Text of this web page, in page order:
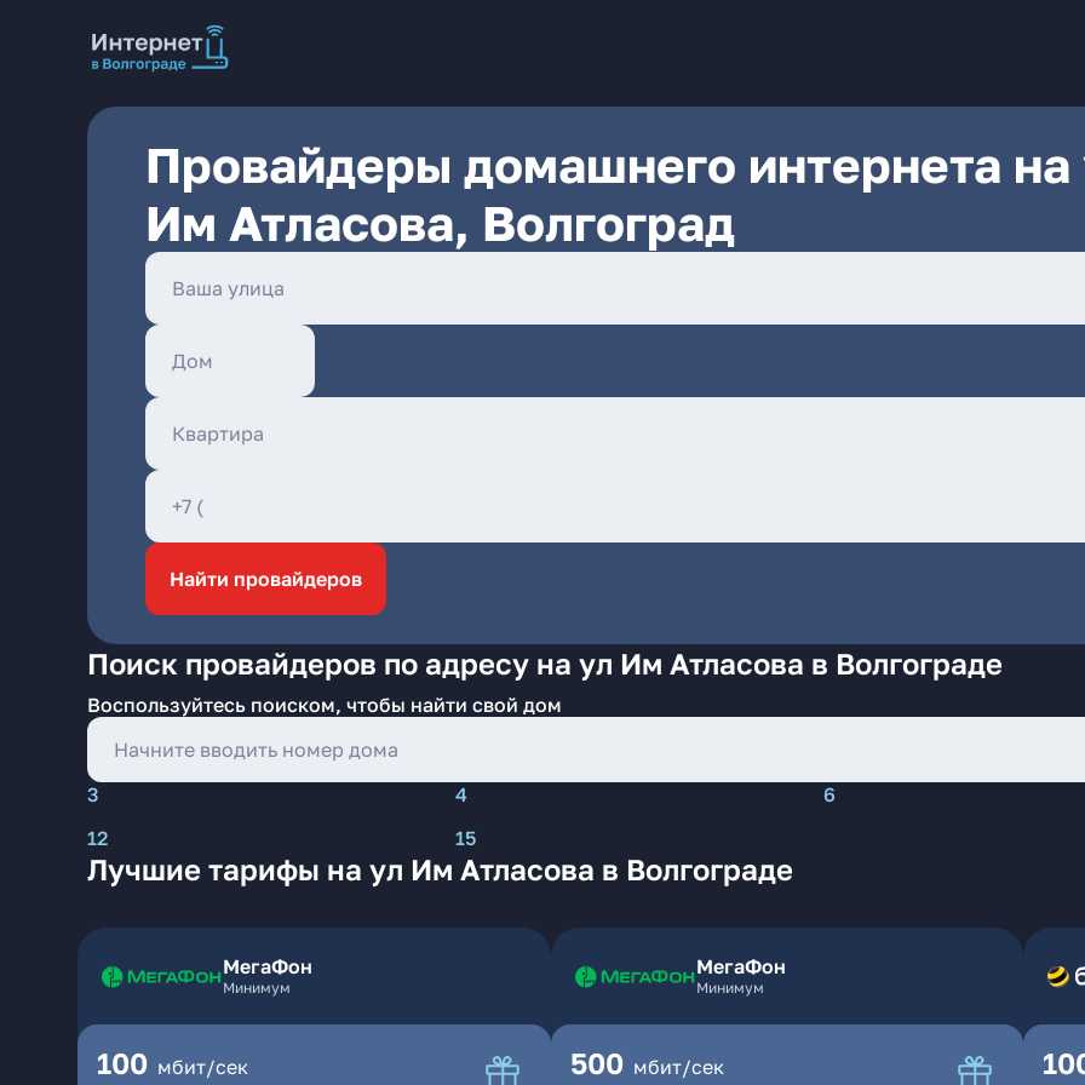
Провайдеры домашнего интернета на
Им Атласова, Волгоград
Найти провайдеров
Поиск провайдеров по адресу на ул Им Атласова в Волгограде
Воспользуйтесь поиском, чтобы найти свой дом
3 4 6
12
15
Лучшие тарифы на ул Им Атласова в Волгограде
МегаФон
Минимум
100 мбит/сек
МегаФон
Минимум
500 мбит/сек